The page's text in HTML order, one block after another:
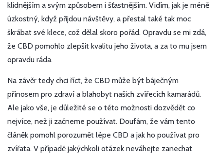
klidnějším a svým způsobem i šťastnějším. Vidím, jak je méně
úzkostný, když přijdou návštěvy, a přestal také tak moc
škrábat své klece, což dělal skoro pořád. Opravdu se mi zdá,
že CBD pomohlo zlepšit kvalitu jeho života, a za to mu jsem
opravdu ráda.
Na závěr tedy chci říct, že CBD může být báječným
přínosem pro zdraví a blahobyt našich zvířecích kamarádů.
Ale jako vše, je důležité se o této možnosti dozvědět co
nejvíce, než ji začneme používat. Doufám, že vám tento
článěk pomohl porozumět lépe CBD a jak ho používat pro
zvířata. V případě jakýchkoli otázek neváhejte zanechat